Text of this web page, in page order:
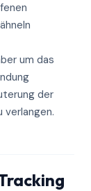
um das
der